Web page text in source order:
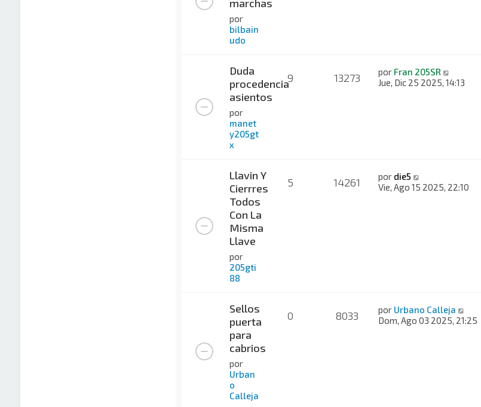
marchas
por
bilbain
udo
Duda
procedencia
asientos
por
manet
y205gt
x
9 13273 por Fran 205SR
Jue, Dic 25 2025, 14:13
Llavin Y
Cierrres
Todos
Con La
Misma
Llave
por
205gti
88
5 14261 por die5
Vie, Ago 15 2025, 22:10
Sellos
puerta
para
cabrios
por
Urban
o
Calleja
0 8033 por Urbano Calleja
Dom, Ago 03 2025, 21:25